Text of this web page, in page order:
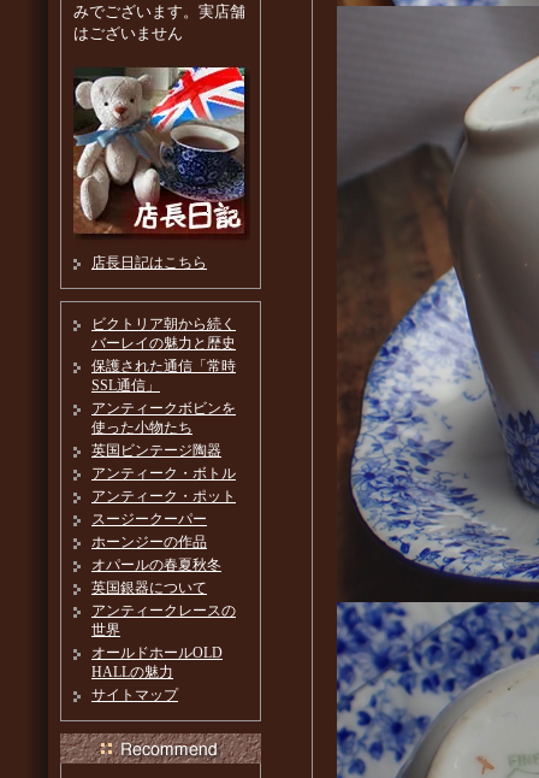
みでございます。実店舗
はございません
店長日記はこちら
ビクトリア朝から続く
バーレイの魅力と歴史
保護された通信「常時
SSL通信」
アンティークボビンを
使った小物たち
英国ビンテージ陶器
アンティーク・ボトル
アンティーク・ポット
スージークーパー
ホーンジーの作品
オパールの春夏秋冬
英国銀器について
アンティークレースの
世界
オールドホールOLD
HALLの魅力
サイトマップ